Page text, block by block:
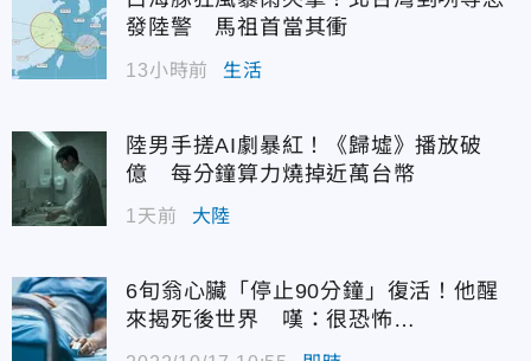
發陸警 馬祖首當其衝
13小時前 生活
陸男手搓AI劇暴紅！《歸墟》播放破
億 每分鐘算力燒掉近萬台幣
1天前 大陸
6旬翁心臟「停止90分鐘」復活！他醒
來揭死後世界 嘆：很恐怖…